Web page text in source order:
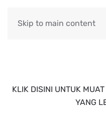
Skip to main content
KLIK DISINI UNTUK
YANG